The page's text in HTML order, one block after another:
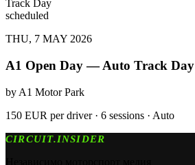
Track Day
scheduled
THU, 7 MAY 2026
A1 Open Day — Auto Track Day
by A1 Motor Park
150 EUR per driver · 6 sessions · Auto
CIRCUIT.INSIDER